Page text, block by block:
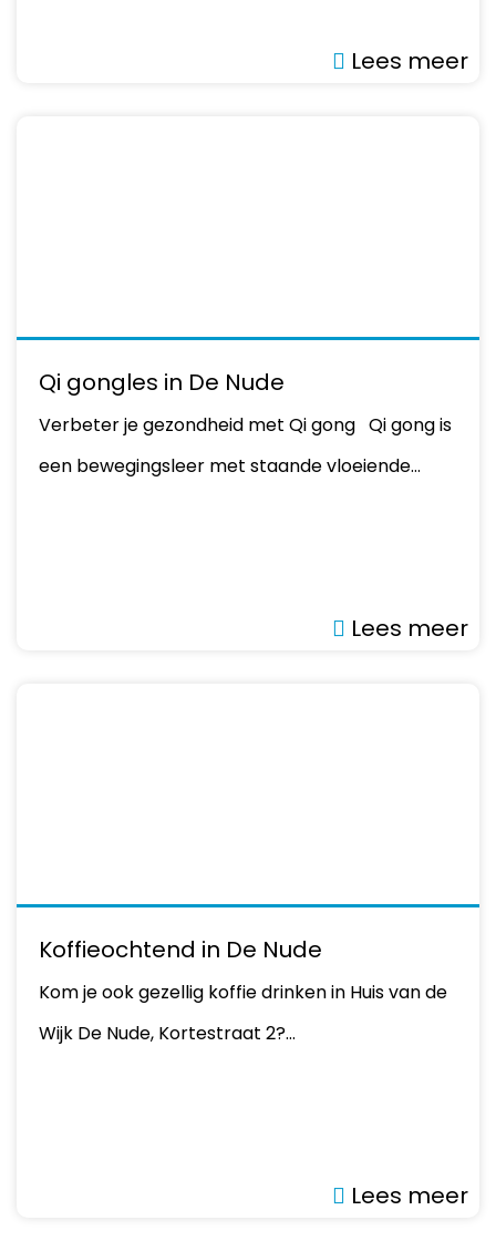
Lees meer
Qi gongles in De Nude
Verbeter je gezondheid met Qi gong Qi gong is
een bewegingsleer met staande vloeiende…
Lees meer
Koffieochtend in De Nude
Kom je ook gezellig koffie drinken in Huis van de
Wijk De Nude, Kortestraat 2?…
Lees meer